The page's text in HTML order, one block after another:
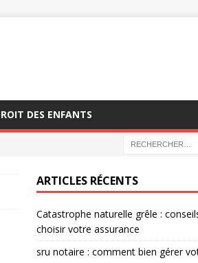
DES ENFANTS
ARTICLES RÉCENTS
Catastrophe naturelle grêle :
choisir votre assurance
sru notaire : comment bien gérer